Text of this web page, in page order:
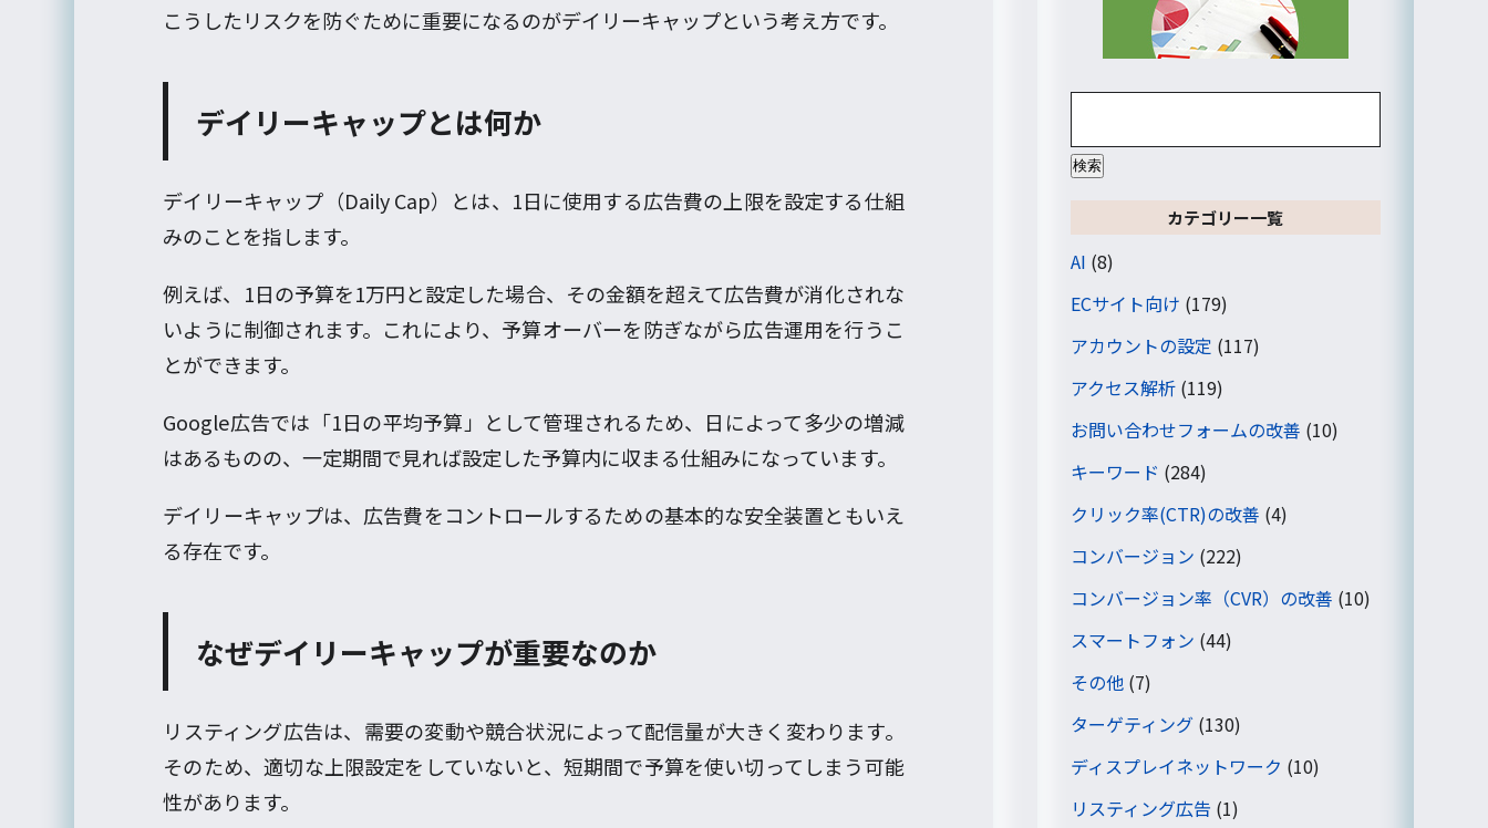
こうしたリスクを防ぐために重要になるのがデイリーキャップという考え方です。
デイリーキャップとは何か
デイリーキャップ（Daily Cap）とは、1日に使用する広告費の上限を設定する仕組
みのことを指します。
例えば、1日の予算を1万円と設定した場合、その金額を超えて広告費が消化されな
いように制御されます。これにより、予算オーバーを防ぎながら広告運用を行うこ
とができます。
Google広告では「1日の平均予算」として管理されるため、日によって多少の増減
はあるものの、一定期間で見れば設定した予算内に収まる仕組みになっています。
デイリーキャップは、広告費をコントロールするための基本的な安全装置ともいえ
る存在です。
なぜデイリーキャップが重要なのか
リスティング広告は、需要の変動や競合状況によって配信量が大きく変わります。
そのため、適切な上限設定をしていないと、短期間で予算を使い切ってしまう可能
性があります。
カテゴリー一覧
AI (8)
ECサイト向け (179)
アカウントの設定 (117)
アクセス解析(119)
お問い合わせフォームの改善 (10)
キーワード (284)
クリック率(CTR)の改善 (4)
コンバージョン (222)
コンバージョン率（CVR）の改善 (10)
スマートフォン (44)
その他(7)
ターゲティング(130)
ディスプレイネットワーク (10)
リスティング広告 (1)